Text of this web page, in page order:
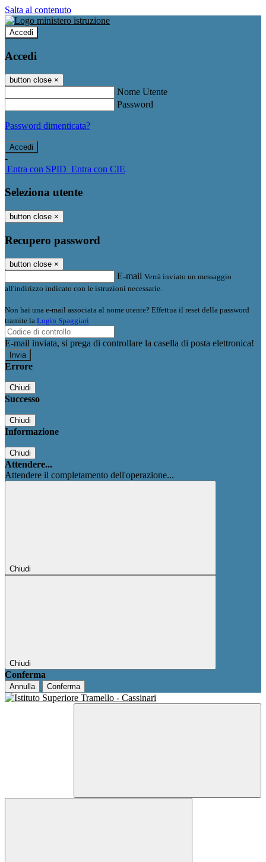
Salta al contenuto
Accedi
Accedi
button close ×
Nome Utente
Password
Password dimenticata?
-
Entra con SPID Entra con CIE
Seleziona utente
button close ×
Recupero password
button close ×
E-mail Verrà inviato un messaggio
all'indirizzo indicato con le istruzioni necessarie.
Non hai una e-mail associata al nome utente? Effettua il reset della password
tramite la Login Spaggiari
E-mail inviata, si prega di controllare la casella di posta elettronica!
Errore
Chiudi
Successo
Chiudi
Informazione
Chiudi
Attendere...
Attendere il completamento dell'operazione...
Chiudi
Chiudi
Conferma
Annulla Conferma